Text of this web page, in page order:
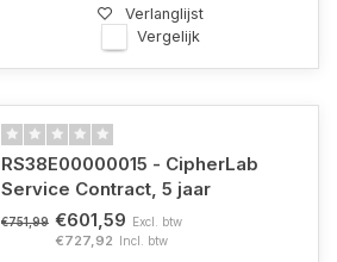
Verlanglijst
Vergelijk
RS38E00000015 - CipherLab
Service Contract, 5 jaar
€751,99 €601,59 Excl. btw
€727,92 Incl. btw